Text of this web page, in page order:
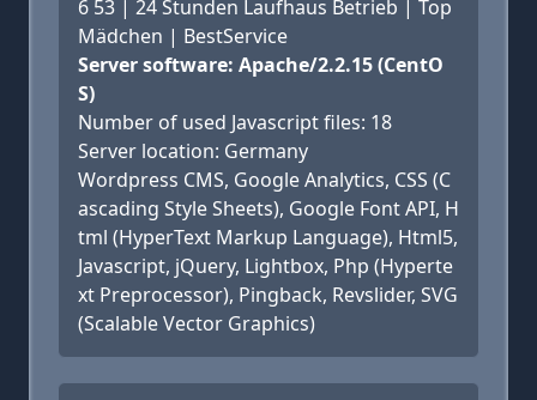
6 53 | 24 Stunden Laufhaus Betrieb | Top
Mädchen | BestService
Server software: Apache/2.2.15 (CentO
S)
Number of used Javascript files: 18
Server location: Germany
Wordpress CMS, Google Analytics, CSS (C
ascading Style Sheets), Google Font API, H
tml (HyperText Markup Language), Html5,
Javascript, jQuery, Lightbox, Php (Hyperte
xt Preprocessor), Pingback, Revslider, SVG
(Scalable Vector Graphics)